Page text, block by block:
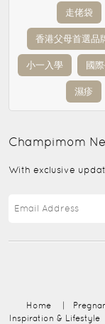
走佬袋
香港父母首選品
小一入學 國
濕疹
Champimom
With exclusive
Home |
Inspiration & Lifestyle